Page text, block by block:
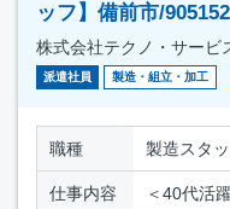
ッフ】備前市/905152
株式会社テクノ・サービ
派遣社員 製造・組立・加工
職種 製造スタ
仕事内容 ＜40代活